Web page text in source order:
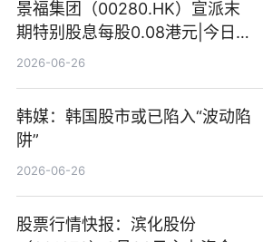
景福集团（00280.HK）宣派末
期特别股息每股0.08港元|今日快
看
2026-06-26
韩媒：韩国股市或已陷入“波动陷
阱”
2026-06-26
股票行情快报：滨化股份